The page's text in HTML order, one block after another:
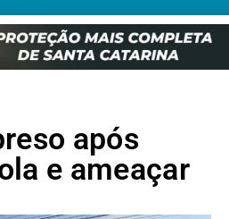
após
e ameaçar